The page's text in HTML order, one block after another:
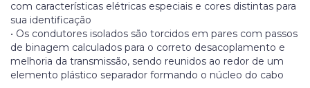
com características elétricas especiais e cores distintas para
sua identificação
• Os condutores isolados são torcidos em pares com passos
de binagem calculados para o correto desacoplamento e
melhoria da transmissão, sendo reunidos ao redor de um
elemento plástico separador formando o núcleo do cabo